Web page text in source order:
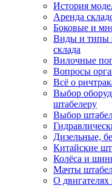
История
Аренда
Боковые и
Виды и типы
склада
Вилочные
Вопросы
Всё о
Выбор
штабелеру
Выбор
Дизельные,
Китайские
Колёса и
Мачты
О двигателях